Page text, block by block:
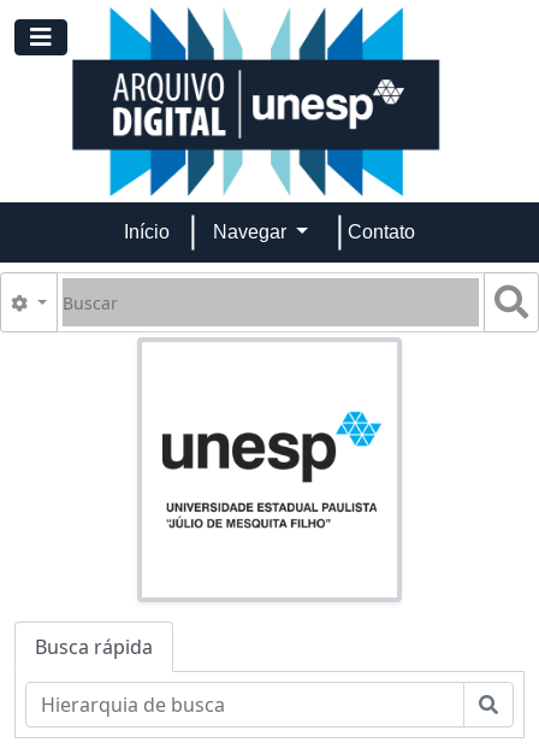
Skip to main content
Toggle navigation
Início Navegar Contato
Buscar
Opções de busca
Busca rápida